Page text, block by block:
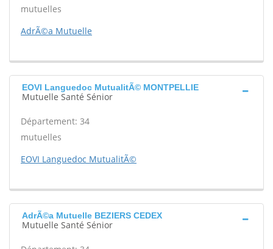
mutuelles
AdrÃ©a Mutuelle
EOVI Languedoc MutualitÃ© MONTPELLIE
Mutuelle Santé Sénior
Département: 34
mutuelles
EOVI Languedoc MutualitÃ©
AdrÃ©a Mutuelle BEZIERS CEDEX
Mutuelle Santé Sénior